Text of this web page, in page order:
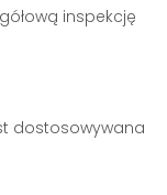
inspekcję
dostosowywana